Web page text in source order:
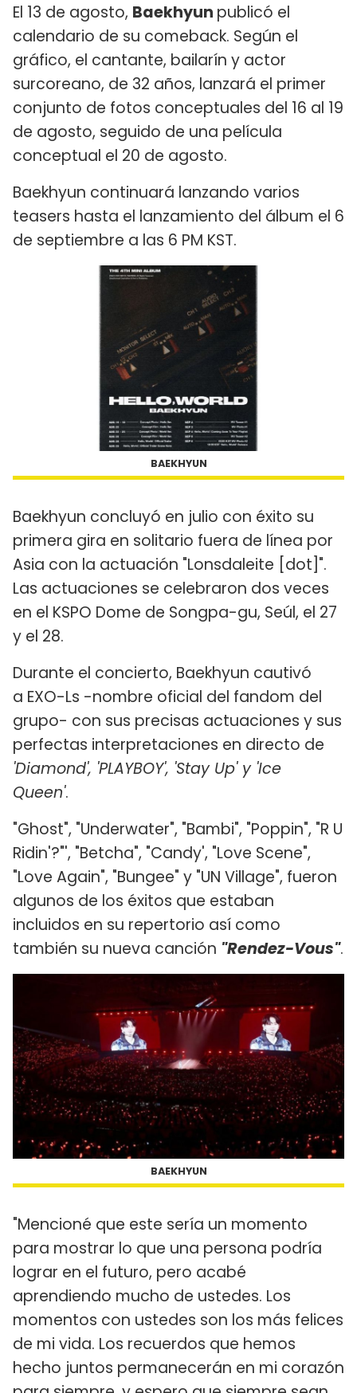
El 13 de agosto, Baekhyun publicó el
calendario de su comeback. Según el
gráfico, el cantante, bailarín y actor
surcoreano, de 32 años, lanzará el primer
conjunto de fotos conceptuales del 16 al 19
de agosto, seguido de una película
conceptual el 20 de agosto.
Baekhyun continuará lanzando varios
teasers hasta el lanzamiento del álbum el 6
de septiembre a las 6 PM KST.
BAEKHYUN
Baekhyun concluyó en julio con éxito su
primera gira en solitario fuera de línea por
Asia con la actuación "Lonsdaleite [dot]".
Las actuaciones se celebraron dos veces
en el KSPO Dome de Songpa-gu, Seúl, el 27
y el 28.
Durante el concierto, Baekhyun cautivó
a EXO-Ls -nombre oficial del fandom del
grupo- con sus precisas actuaciones y sus
perfectas interpretaciones en directo de
'Diamond', 'PLAYBOY', 'Stay Up' y 'Ice
Queen'.
"Ghost", "Underwater", "Bambi", "Poppin", "R U
Ridin'?"', "Betcha", "Candy', "Love Scene",
"Love Again", "Bungee" y "UN Village", fueron
algunos de los éxitos que estaban
incluidos en su repertorio así como
también su nueva canción "Rendez-Vous".
BAEKHYUN
"Mencioné que este sería un momento
para mostrar lo que una persona podría
lograr en el futuro, pero acabé
aprendiendo mucho de ustedes. Los
momentos con ustedes son los más felices
de mi vida. Los recuerdos que hemos
hecho juntos permanecerán en mi corazón